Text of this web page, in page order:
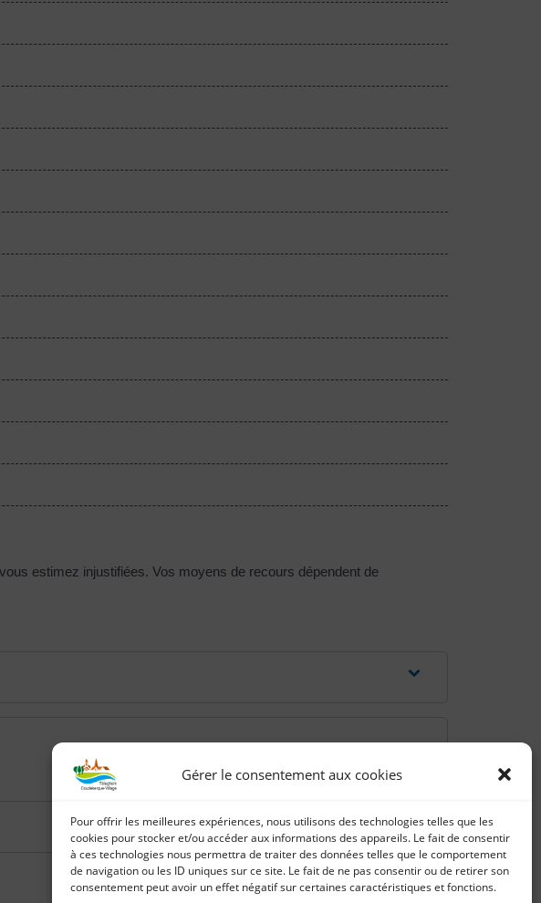
Gérer le consentement aux cookies
Pour offrir les meilleures expériences, nous utilisons des technologies telles que les
cookies pour stocker et/ou accéder aux informations des appareils. Le fait de consentir
à ces technologies nous permettra de traiter des données telles que le comportement
de navigation ou les ID uniques sur ce site. Le fait de ne pas consentir ou de retirer son
consentement peut avoir un effet négatif sur certaines caractéristiques et fonctions.
estimez injustifiées. Vos moyens de recours dépendent de